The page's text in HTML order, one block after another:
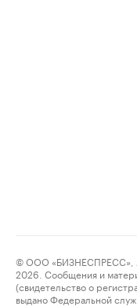
© ООО «БИЗНЕСПРЕСС»,
2026. Сообщения и
(свидетельство о
выдано Федеральной